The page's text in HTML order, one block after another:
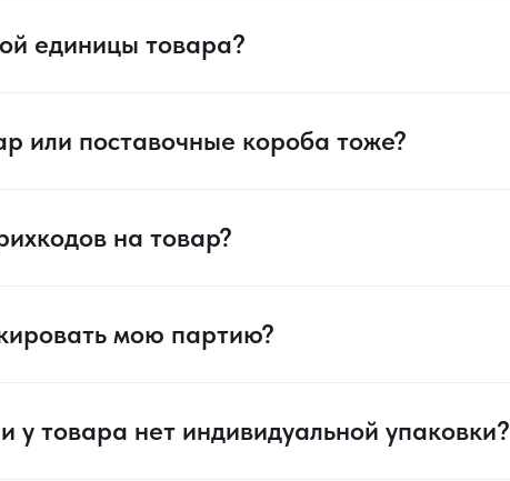
единицы товара?
или поставочные короба тоже?
на товар?
мою партию?
у товара нет индивидуальной упаковки?